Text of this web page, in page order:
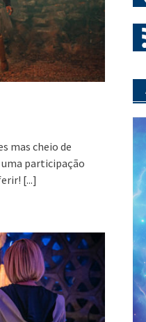
mas cheio de
participação
[...]